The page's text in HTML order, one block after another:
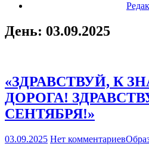
День: 03.09.2025
«ЗДРАВСТВУЙ, К
ДОРОГА!
СЕНТЯБРЯ!»
03.09.2025 Нет комментариев